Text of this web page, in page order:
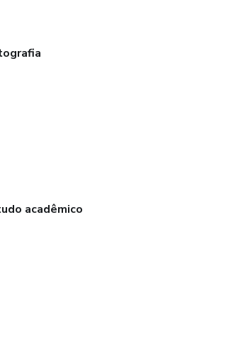
acadêmico